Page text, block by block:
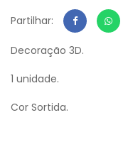
Partilhar:
Decoração 3D.
1 unidade.
Cor Sortida.